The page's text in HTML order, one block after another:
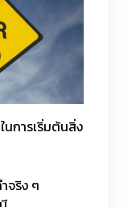
นการเริ่มต้นสิ่ง
จริง ๆ